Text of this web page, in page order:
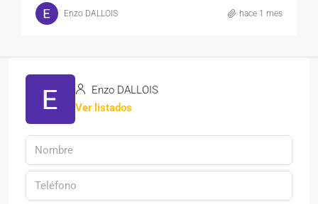
Enzo DALLOIS hace 1 mes
Enzo DALLOIS
Ver listados